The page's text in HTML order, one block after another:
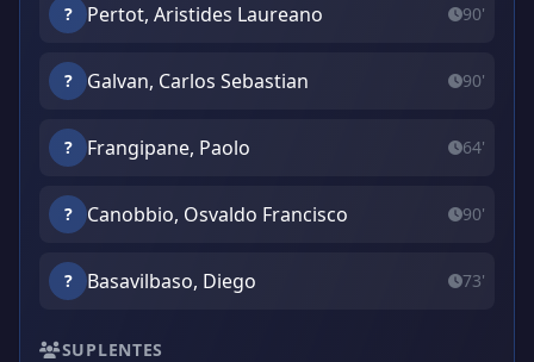
? Pertot, Aristides Laureano 90'
? Galvan, Carlos Sebastian 90'
? Frangipane, Paolo 64'
? Canobbio, Osvaldo Francisco 90'
? Basavilbaso, Diego 73'
SUPLENTES